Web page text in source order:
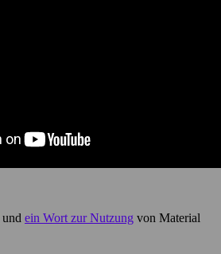
und ein Wort zur Nutzung von Material